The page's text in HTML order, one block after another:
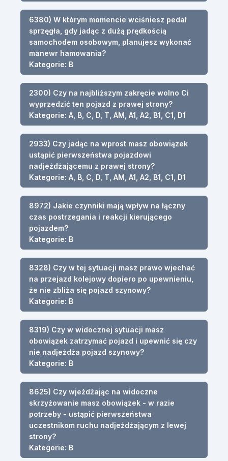
6380) W którym momencie wciśniesz pedał
sprzęgła, gdy jadąc z dużą prędkością
samochodem osobowym, planujesz wykonać
manewr hamowania?
Kategorie: B
2300) Czy na najbliższym zakręcie wolno Ci
wyprzedzić ten pojazd z prawej strony?
Kategorie: A, B, C, D, T, AM, A1, A2, B1, C1, D1
2933) Czy jadąc na wprost masz obowiązek
ustąpić pierwszeństwa pojazdowi
nadjeżdżającemu z prawej strony?
Kategorie: A, B, C, D, T, AM, A1, A2, B1, C1, D1
8972) Jakie czynniki mają wpływ na łączny
czas postrzegania i reakcji kierującego
pojazdem?
Kategorie: B
8328) Czy w tej sytuacji masz prawo wjechać
na przejazd kolejowy dopiero po upewnieniu,
że nie zbliża się pojazd szynowy?
Kategorie: B
8319) Czy w widocznej sytuacji masz
obowiązek zatrzymać pojazd i upewnić się czy
nie nadjeżdża pojazd szynowy?
Kategorie: B
8625) Czy wjeżdżając na widoczne
skrzyżowanie masz obowiązek - w razie
potrzeby - ustąpić pierwszeństwa
uczestnikom ruchu nadjeżdżającym z lewej
strony?
Kategorie: B